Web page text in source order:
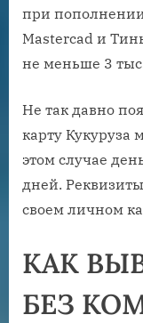
при пополнении
Mastercad и
не меньше 3
Не так давно
карту Кукуруза
этом случае
дней.
своем личном
КАК
БЕЗ